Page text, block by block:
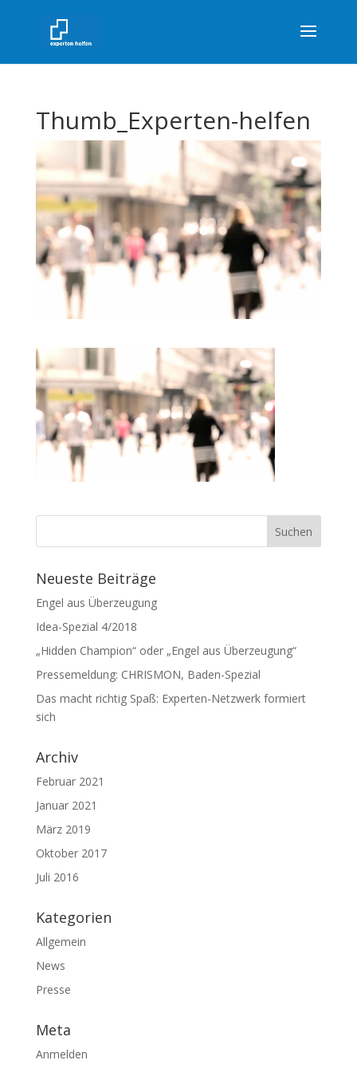
Thumb_Experten-helfen
Neueste Beiträge
Engel aus Überzeugung
Idea-Spezial 4/2018
„Hidden Champion“ oder „Engel aus Überzeugung“
Pressemeldung: CHRISMON, Baden-Spezial
Das macht richtig Spaß: Experten-Netzwerk formiert
sich
Archiv
Februar 2021
Januar 2021
März 2019
Oktober 2017
Juli 2016
Kategorien
Allgemein
News
Presse
Meta
Anmelden